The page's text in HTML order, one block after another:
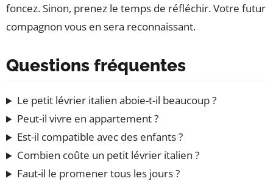
foncez. Sinon, prenez le temps de réfléchir. Votre futur
compagnon vous en sera reconnaissant.
Questions fréquentes
Le petit lévrier italien aboie-t-il beaucoup ?
Peut-il vivre en appartement ?
Est-il compatible avec des enfants ?
Combien coûte un petit lévrier italien ?
Faut-il le promener tous les jours ?